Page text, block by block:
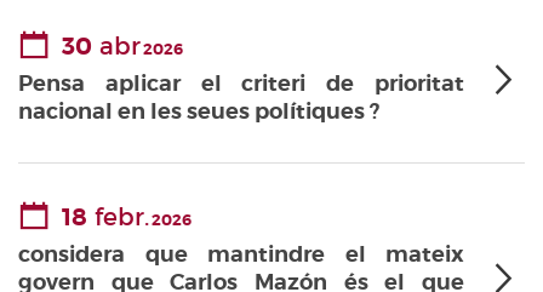
30 abr2026
Pensa aplicar el criteri de prioritat
nacional en les seues polítiques ?
18 febr.2026
considera que mantindre el mateix
govern que Carlos Mazón és el que